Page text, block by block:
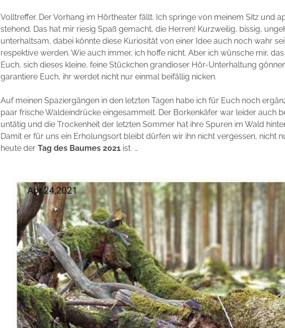
Volltreffer. Der Vorhang im Hörtheater fällt. Ich springe von meinem Sitz und
stehend. Das hat mir riesig Spaß gemacht, die Herren! Kurzweilig, bissig,
unterhaltsam, dabei könnte diese Kuriosität von einer Idee auch noch wahr
respektive werden. Wie auch immer, ich hoffe nicht. Aber ich wünsche mir,
Euch, sich dieses kleine, feine Stückchen grandioser Hör-Unterhaltung
garantiere Euch, ihr werdet nicht nur einmal beifällig nicken.
Auf meinen Spaziergängen in den letzten Tagen habe ich für Euch noch
paar frische Waldeindrücke eingesammelt. Der Borkenkäfer war leider auch
untätig und die Trockenheit der letzten Sommer hat ihre Spuren im Wald
Damit er für uns ein Erholungsort bleibt dürfen wir ihn nicht vergessen, nicht
heute derTag des Baumes 2021 ist …